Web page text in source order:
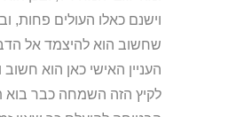
וישנם כאלו העולים פחות,
שחשוב הוא להיצמד אל
העניין האישי כאן הוא
לקיץ הזה השמחה כבר בוא